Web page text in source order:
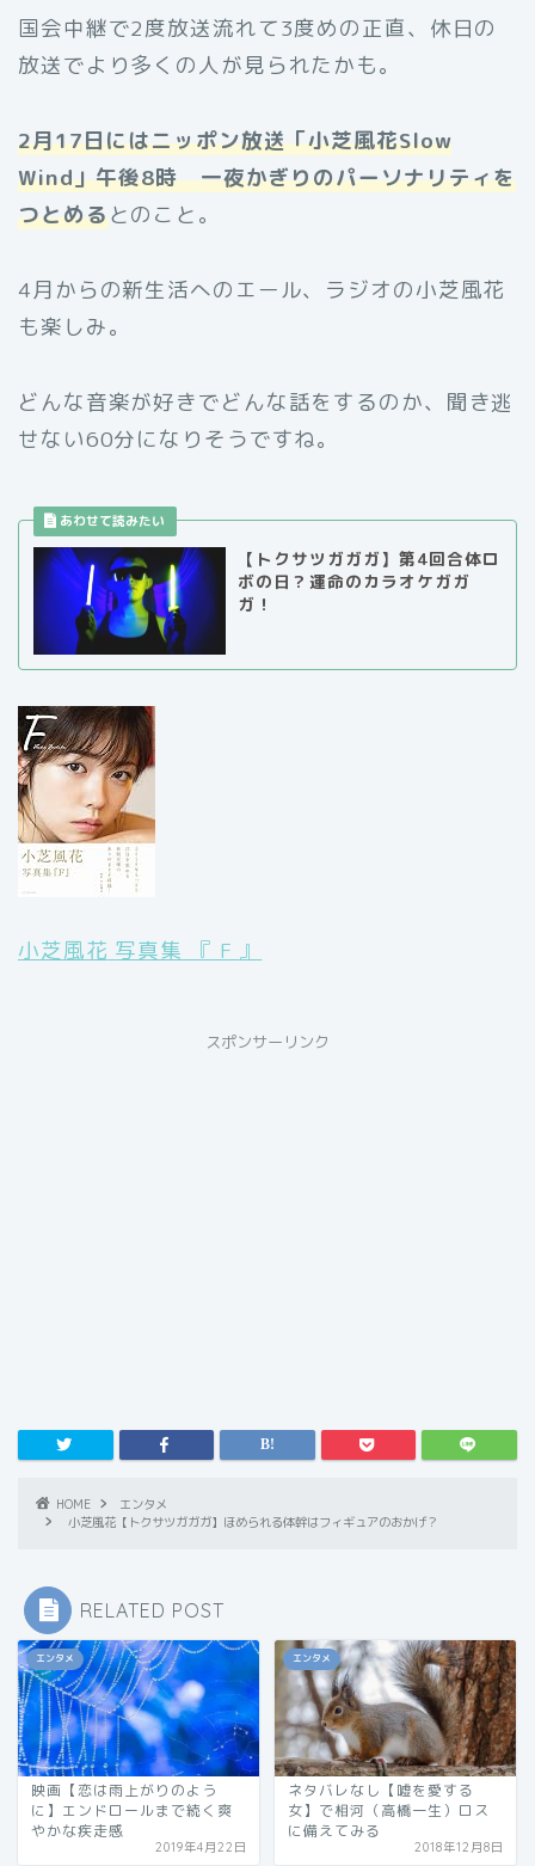
国会中継で2度放送流れて3度めの正直、休日の
放送でより多くの人が見られたかも。
2月17日にはニッポン放送「小芝風花Slow
Wind」午後8時 一夜かぎりのパーソナリティを
つとめるとのこと。
4月からの新生活へのエール、ラジオの小芝風花
も楽しみ。
どんな音楽が好きでどんな話をするのか、聞き逃
せない60分になりそうですね。
【トクサツガガガ】第4回合体ロ
ボの日？運命のカラオケガガ
ガ！
小芝風花 写真集 『 F 』
スポンサーリンク
HOME
エンタメ
小芝風花【トクサツガガガ】ほめられる体幹はフィギュアのおかげ？
RELATED POST
エンタメ
映画【恋は雨上がりのよう
に】エンドロールまで続く爽
やかな疾走感
2019年4月22日
エンタメ
ネタバレなし【嘘を愛する
女】で相河（高橋一生）ロス
に備えてみる
2018年12月8日